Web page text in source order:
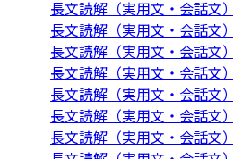
長文読解（実用文・会話文
長文読解（実用文・会話文
長文読解（実用文・会話文
長文読解（実用文・会話文
長文読解（実用文・会話文
長文読解（実用文・会話文
長文読解（実用文・会話文